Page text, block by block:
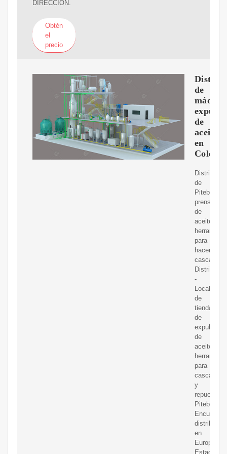
DIRECCIÓN.
Obtén
el
precio
de
de
aceite
en
de
Piteba:
prensa
de
aceite,
para
hacer
-
de
tiendas
de
expulsores
de
aceite,
para
y
repuestos
Piteba.
Encuentre
en
Europa,
Estados